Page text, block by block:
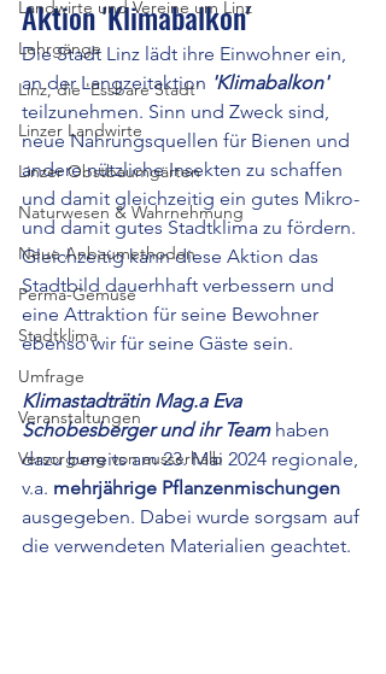
Landwirte und Vereine um Linz
Lehrgänge
Linz, die 'Essbare Stadt'
Linzer Landwirte
Linzer Obstbaumgärten
Naturwesen & Wahrnehmung
Neue Anbaumethoden
Perma-Gemüse
Stadtklima
Umfrage
Veranstaltungen
Versorgung von ausserhalb
Aktion 'Klimabalkon'
Die Stadt Linz lädt ihre Einwohner ein,
an der Langzeitaktion 'Klimabalkon'
teilzunehmen. Sinn und Zweck sind,
neue Nahrungsquellen für Bienen und
andere nützliche Insekten zu schaffen
und damit gleichzeitig ein gutes Mikro-
und damit gutes Stadtklima zu fördern.
Gleichzeitig kann diese Aktion das
Stadtbild dauerhhaft verbessern und
eine Attraktion für seine Bewohner
ebenso wir für seine Gäste sein.
Klimastadträtin Mag.a Eva
Schobesberger und ihr Team haben
dazu bereits am 23. Mai 2024 regionale,
v.a. mehrjährige Pflanzenmischungen
ausgegeben. Dabei wurde sorgsam auf
die verwendeten Materialien geachtet.